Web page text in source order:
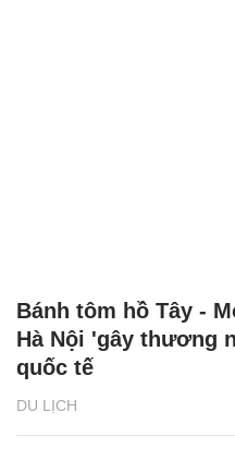
DU LỊCH
Bánh tôm hồ Tây -
Hà Nội 'gây thương
quốc tế